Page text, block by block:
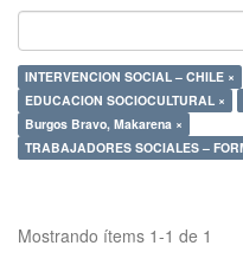
INTERVENCION SOCIAL – CHILE ×
EDUCACION SOCIOCULTURAL ×
Burgos Bravo, Makarena ×
TRABAJADORES SOCIALES –
Mostrando ítems 1-1 de 1